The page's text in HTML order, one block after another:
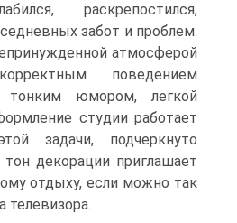
раскрепостился,
забот и проблем.
атмосферой
поведением
тонким юмором, легкой
студии работает
задачи, подчеркнуто
декорации пригла­шает
отдыху, если можно так
телевизо­ра.